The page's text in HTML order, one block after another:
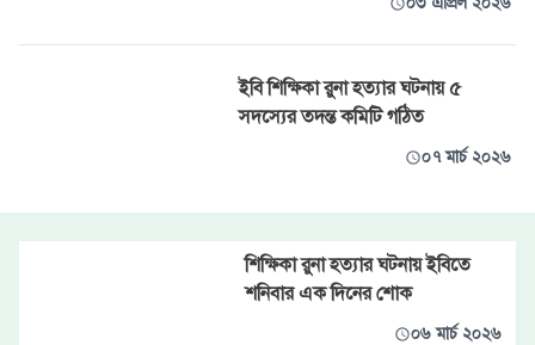
ইবি শিক্ষিকা রুনা হত্যার ঘটনায় ৫
সদস্যের তদন্ত কমিটি গঠিত
০৭ মার্চ ২০২৬
শিক্ষিকা রুনা হত্যার ঘটনায় ইবিতে
শনিবার এক দিনের শোক
০৬ মার্চ ২০২৬